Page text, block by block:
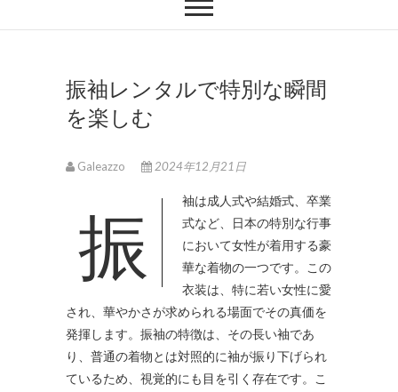
振袖レンタルで特別な瞬間
を楽しむ
Galeazzo 2024年12月21日
振袖は成人式や結婚式、卒業
式など、日本の特別な行事
において女性が着用する豪
華な着物の一つです。
この
衣装は、特に若い女性に愛
され、華やかさが求められる場面でその真価を
発揮します。振袖の特徴は、その長い袖であ
り、普通の着物とは対照的に袖が振り下げられ
ているため、視覚的にも目を引く存在です。こ